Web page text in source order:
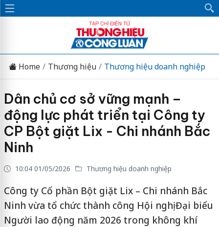
Home Thương hiệu Thương hiệu doanh nghiệp
Dân chủ cơ sở vững mạnh –
động lực phát triển tại Công ty
CP Bột giặt Lix - Chi nhánh Bắc
Ninh
10:04 01/05/2026 Thương hiệu doanh nghiệp
Công ty Cổ phần Bột giặt Lix – Chi nhánh Bắc
Ninh vừa tổ chức thành công Hội nghị Đại biểu
Người lao động năm 2026 trong không khí